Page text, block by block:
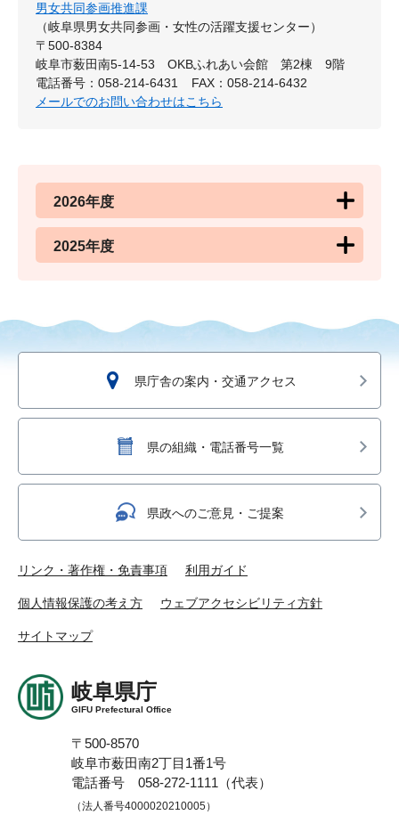
男女共同参画推進課
（岐阜県男女共同参画・女性の活躍支援センター）
〒500-8384
岐阜市薮田南5-14-53 OKBふれあい会館 第2棟 9階
電話番号：058-214-6431
FAX：058-214-6432
メールでのお問い合わせはこちら
2026年度
2025年度
県庁舎の案内・交通アクセス
県の組織・電話番号一覧
県政へのご意見・ご提案
リンク・著作権・免責事項 利用ガイド
個人情報保護の考え方 ウェブアクセシビリティ方針
サイトマップ
岐阜県庁
GIFU Prefectural Office
〒500-8570
岐阜市薮田南2丁目1番1号
電話番号 058-272-1111（代表）
（法人番号4000020210005）